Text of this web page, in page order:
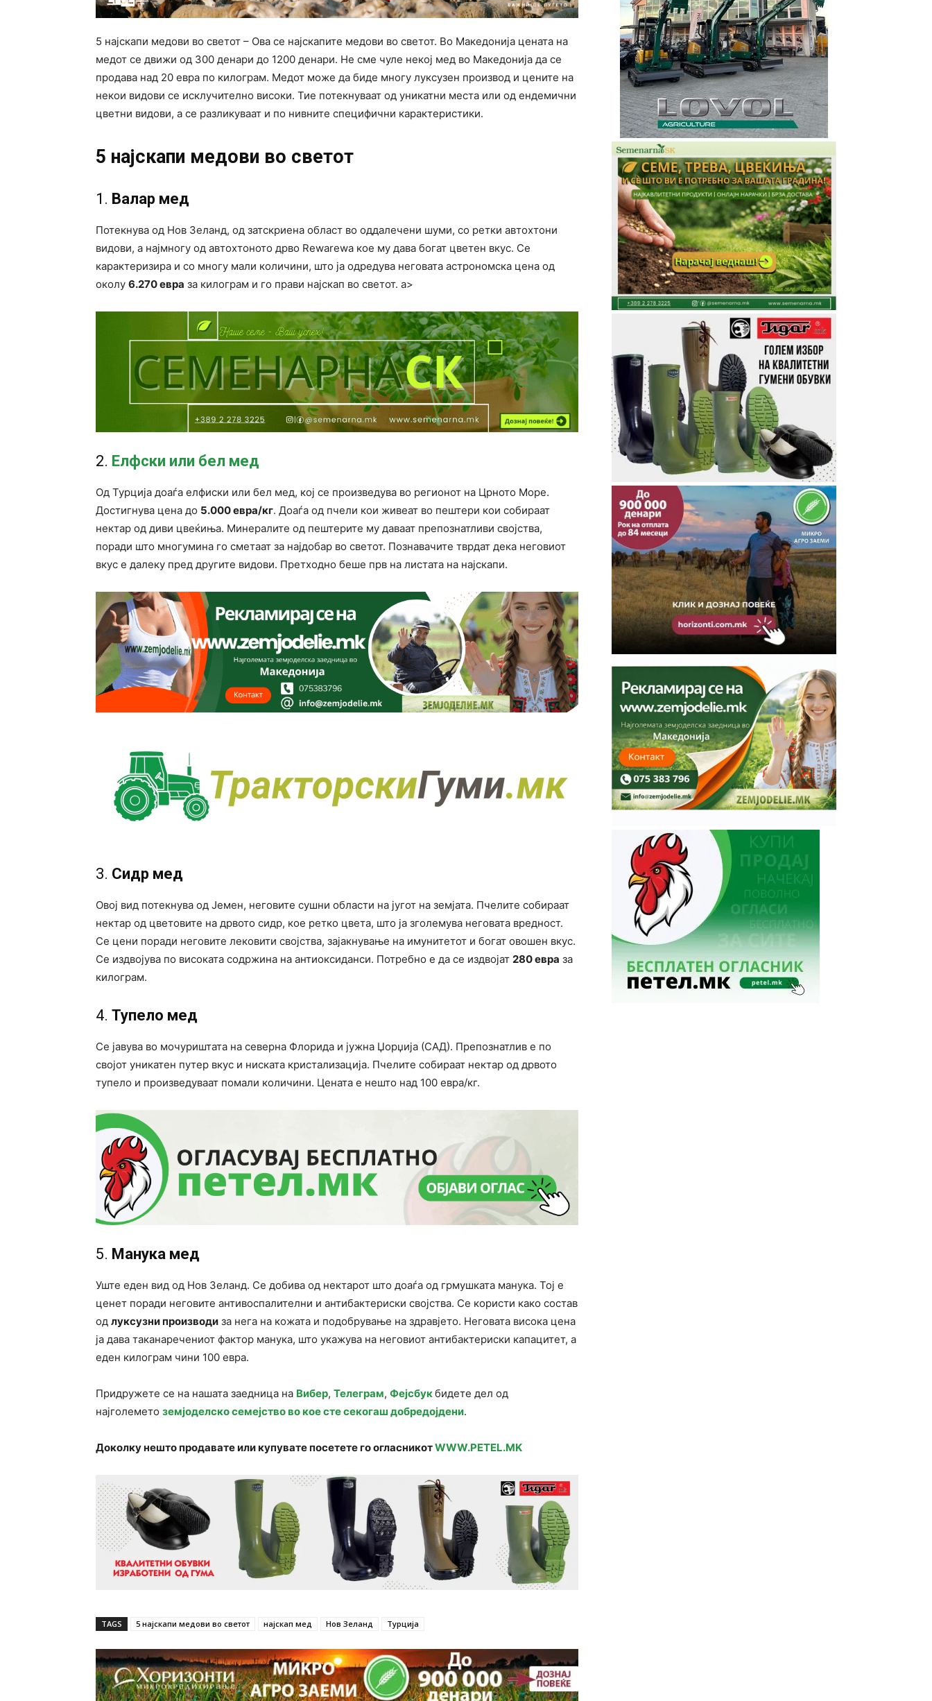
5 најскапи медови во светот – Ова се најскапите медови во светот. Во Македонија цената на
медот се движи од 300 денари до 1200 денари. Не сме чуле некој мед во Македонија да се
продава над 20 евра по килограм. Медот може да биде многу луксузен производ и цените на
некои видови се исклучително високи. Тие потекнуваат од уникатни места или од ендемични
цветни видови, а се разликуваат и по нивните специфични карактеристики.
5 најскапи медови во светот
1. Валар мед
Потекнува од Нов Зеланд, од затскриена област во оддалечени шуми, со ретки автохтони
видови, а најмногу од автохтоното дрво Rewarewa кое му дава богат цветен вкус. Се
карактеризира и со многу мали количини, што ја одредува неговата астрономска цена од
околу 6.270 евра за килограм и го прави најскап во светот. а>
2. Елфски или бел мед
Од Турција доаѓа елфиски или бел мед, кој се произведува во регионот на Црното Море.
Достигнува цена до 5.000 евра/кг. Доаѓа од пчели кои живеат во пештери кои собираат
нектар од диви цвеќиња. Минералите од пештерите му даваат препознатливи својства,
поради што многумина го сметаат за најдобар во светот. Познавачите тврдат дека неговиот
вкус е далеку пред другите видови. Претходно беше прв на листата на најскапи.
3. Сидр мед
Овој вид потекнува од Јемен, неговите сушни области на југот на земјата. Пчелите собираат
нектар од цветовите на дрвото сидр, кое ретко цвета, што ја зголемува неговата вредност.
Се цени поради неговите лековити својства, зајакнување на имунитетот и богат овошен вкус.
Се издвојува по високата содржина на антиоксиданси. Потребно е да се издвојат 280 евра за
килограм.
4. Тупело мед
Се јавува во мочуриштата на северна Флорида и јужна Џорџија (САД). Препознатлив е по
својот уникатен путер вкус и ниската кристализација. Пчелите собираат нектар од дрвото
тупело и произведуваат помали количини. Цената е нешто над 100 евра/кг.
5. Манука мед
Уште еден вид од Нов Зеланд. Се добива од нектарот што доаѓа од грмушката манука. Тој е
ценет поради неговите антивоспалителни и антибактериски својства. Се користи како состав
од луксузни производи за нега на кожата и подобрување на здравјето. Неговата висока цена
ја дава таканаречениот фактор манука, што укажува на неговиот антибактериски капацитет, а
еден килограм чини 100 евра.
Придружете се на нашата заедница на Вибер, Телеграм, Фејсбукбидете дел од
најголемето земјоделско семејство во кое сте секогаш добредојдени.
Доколку нешто продавате или купувате посетете го огласникотWWW.PETEL.MK
TAGS 5 најскапи медови во светот најскап мед Нов Зеланд Турција